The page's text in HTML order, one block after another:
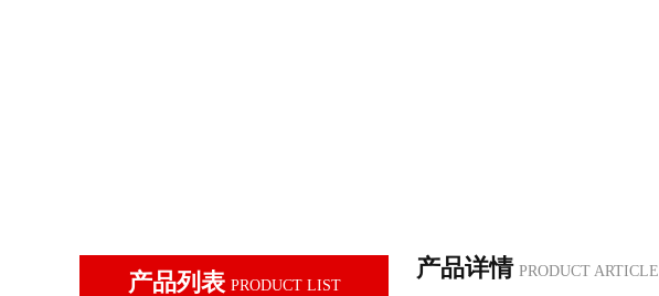
产品列表 PRODUCT LIST
产品详情 PRODUCT ARTICLE